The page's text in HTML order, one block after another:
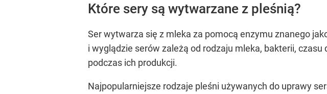
Które sery są wytwarzane z pleśnią?
Ser wytwarza się z mleka za pomocą enzymu znanego
i wyglądzie serów zależą od rodzaju mleka, bakterii,
podczas ich produkcji.
Najpopularniejsze rodzaje pleśni używanych do uprawy